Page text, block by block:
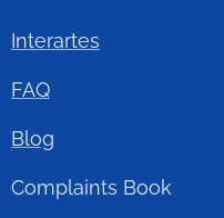
Interartes
FAQ
Blog
Complaints Book